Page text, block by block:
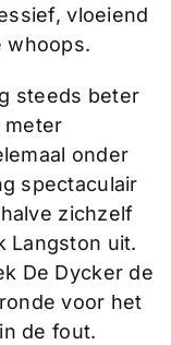
vloeiend
whoops.
steeds beter
meter
onder
spectaculair
zichzelf
Langston uit.
De Dycker de
voor het
de fout.